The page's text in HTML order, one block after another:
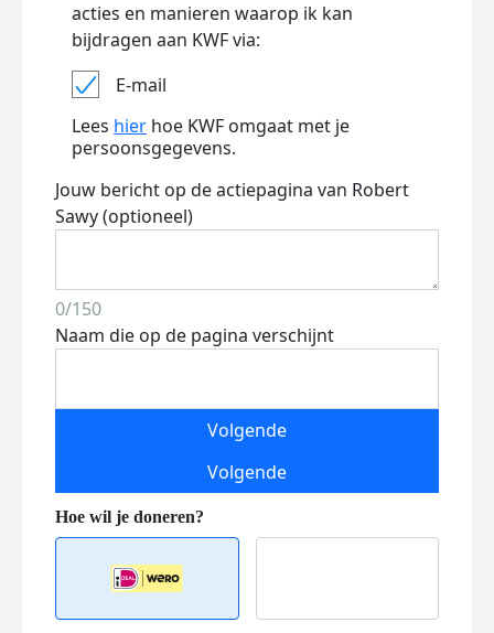
acties en manieren waarop ik kan
bijdragen aan KWF via:
E-mail
Lees hier hoe KWF omgaat met je
persoonsgegevens.
Jouw bericht op de actiepagina van Robert
Sawy (optioneel)
0/150
Naam die op de pagina verschijnt
Volgende
Volgende